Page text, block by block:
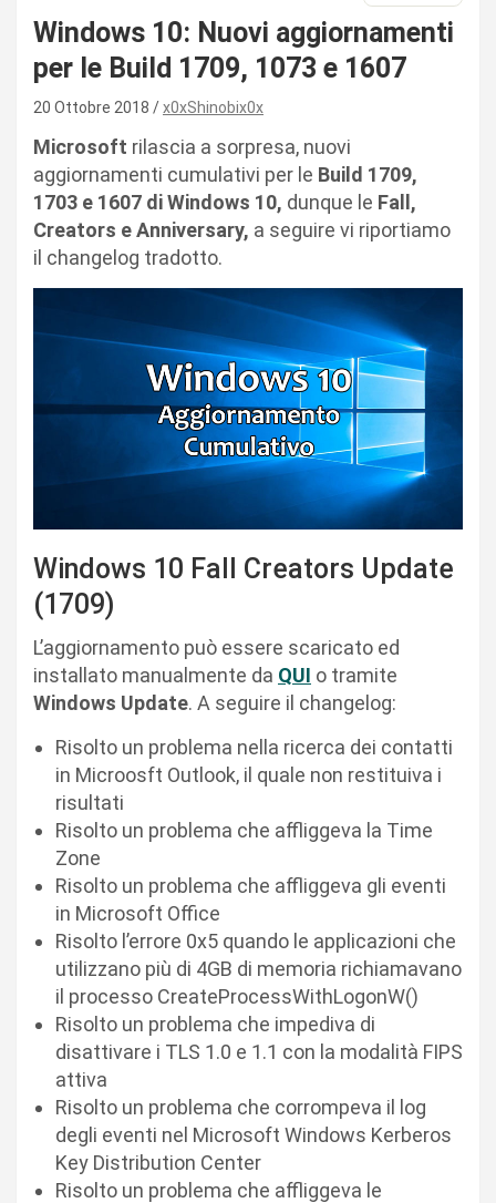
Windows 10: Nuovi aggiornamenti
per le Build 1709, 1073 e 1607
20 Ottobre 2018 x0xShinobix0x
Microsoft rilascia a sorpresa, nuovi
aggiornamenti cumulativi per le Build 1709,
1703 e 1607 di Windows 10, dunque le Fall,
Creators e Anniversary, a seguire vi riportiamo
il changelog tradotto.
Windows 10 Fall Creators Update
(1709)
L’aggiornamento può essere scaricato ed
installato manualmente da QUI o tramite
Windows Update. A seguire il changelog:
Risolto un problema nella ricerca dei contatti
in Microosft Outlook, il quale non restituiva i
risultati
Risolto un problema che affliggeva la Time
Zone
Risolto un problema che affliggeva gli eventi
in Microsoft Office
Risolto l’errore 0x5 quando le applicazioni che
utilizzano più di 4GB di memoria richiamavano
il processo CreateProcessWithLogonW()
Risolto un problema che impediva di
disattivare i TLS 1.0 e 1.1 con la modalità FIPS
attiva
Risolto un problema che corrompeva il log
degli eventi nel Microsoft Windows Kerberos
Key Distribution Center
Risolto un problema che affliggeva le